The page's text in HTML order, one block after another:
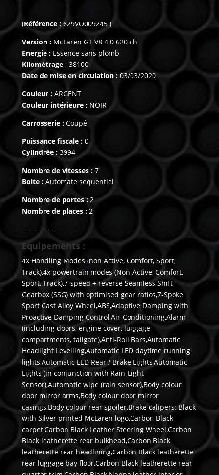
(Référence :629VO009245 )
Version :McLaren GT V8 4.0 620 ch
Energie :Essence sans plomb
Kilométrage :38100
Date de mise en circulation :03/03/2020
Couleur :ARGENT
Couleur intérieure : NOIR
Carrosserie :Coupé
Puissance fiscale :0
Cylindrée :3994
Nombre de vitesses :7
Boite :Automate sequentiel
Nombre de portes :2
Nombre de places :2
————-
Equipements :
4x Handling Modes (non Active, Comfort, Sport,
Track),4x powertrain modes (Non-Active, Comfort,
Sport, Track),7-speed + reverse Seamless Shift
Gearbox (SSG) with optimised gear ratios,7-Spoke
Sport Cast Alloy Wheel,ABS,Adaptive Damping with
Proactive Damping Control,Air-Conditioning,Alarm
(including doors, engine cover, luggage
compartments, tailgate),Anti-Roll Bars,Automatic
Headlight Levelling,Automatic LED daytime running
lights,Automatic LED Rear / Brake Lights,Automatic
Lights (in conjunction with Rain-Light
Sensor),Automatic wipe (rain sensor),Body colour
door mirror arms,Body colour door mirror
casings,Body colour rear spoiler,Brake calipers: Black
with Silver printed McLaren logo,Carbon Black
carpet,Carbon Black Leather Steering Wheel,Carbon
Black leatherette rear bulkhead,Carbon Black
leatherette rear headlining,Carbon Black leatherette
rear luggage bay floor,Carbon Black leatherette rear